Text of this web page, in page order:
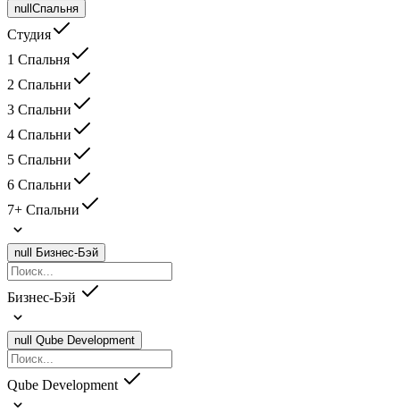
null Спальня
Студия
1 Спальня
2 Спальни
3 Спальни
4 Спальни
5 Спальни
6 Спальни
7+ Спальни
null Бизнес-Бэй
Бизнес-Бэй
null Qube Development
Qube Development